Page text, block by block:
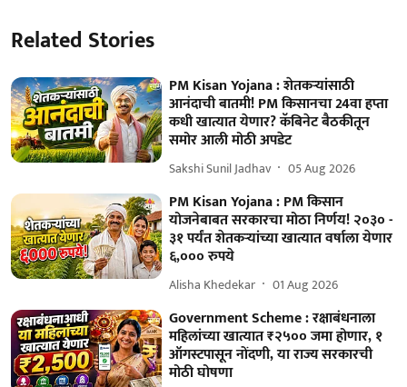
Related Stories
PM Kisan Yojana : शेतकऱ्यांसाठी
आनंदाची बातमी! PM किसानचा 24वा हप्ता
कधी खात्यात येणार? कॅबिनेट बैठकीतून
समोर आली मोठी अपडेट
Sakshi Sunil Jadhav 05 Aug 2026
PM Kisan Yojana : PM किसान
योजनेबाबत सरकारचा मोठा निर्णय! २०३० -
३१ पर्यंत शेतकऱ्यांच्या खात्यात वर्षाला येणार
६,००० रुपये
Alisha Khedekar 01 Aug 2026
Government Scheme : रक्षाबंधनाला
महिलांच्या खात्यात ₹२५०० जमा होणार, १
ऑगस्टपासून नोंदणी, या राज्य सरकारची
मोठी घोषणा